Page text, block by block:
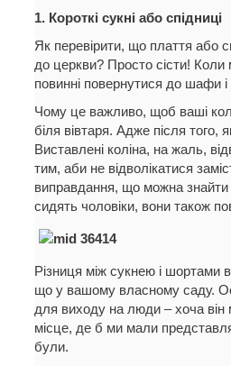
1. Короткі сукні або спідниці
Як перевірити, що плаття або
до церкви? Просто сісти!
повинні повернутися до шафи
Чому це важливо, щоб ваші
біля вівтаря. Адже після того,
Виставлені коліна, на жаль,
тим, аби не відволікатися
виправдання, що можна знайти
сидять чоловіки, вони також
Різниця між сукнею і шортами
що у вашому власному саду.
для виходу на люди – хоча він
місце, де б ми мали
були.